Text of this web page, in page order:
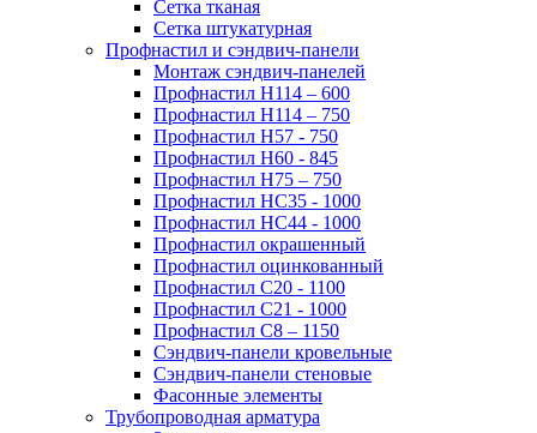
Сетка тканая
Сетка штукатурная
Профнастил и сэндвич-панели
Монтаж сэндвич-панелей
Профнастил Н114 – 600
Профнастил Н114 – 750
Профнастил Н57 - 750
Профнастил Н60 - 845
Профнастил Н75 – 750
Профнастил НС35 - 1000
Профнастил НС44 - 1000
Профнастил окрашенный
Профнастил оцинкованный
Профнастил С20 - 1100
Профнастил С21 - 1000
Профнастил С8 – 1150
Сэндвич-панели кровельные
Сэндвич-панели стеновые
Фасонные элементы
Трубопроводная арматура